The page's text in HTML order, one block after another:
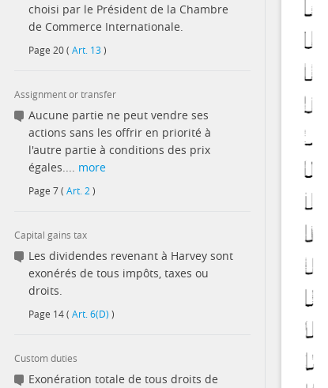
choisi par le Président de la Chambre
de Commerce Internationale.
Page 20( Art. 13)
Assignment or transfer
Aucune partie ne peut vendre ses
actions sans les offrir en priorité à
l'autre partie à conditions des prix
égales.... more
Page 7( Art. 2 )
Capital gains tax
Les dividendes revenant à Harvey sont
exonérés de tous impôts, taxes ou
droits.
Page 14( Art. 6(D) )
Custom duties
Exonération totale de tous droits de